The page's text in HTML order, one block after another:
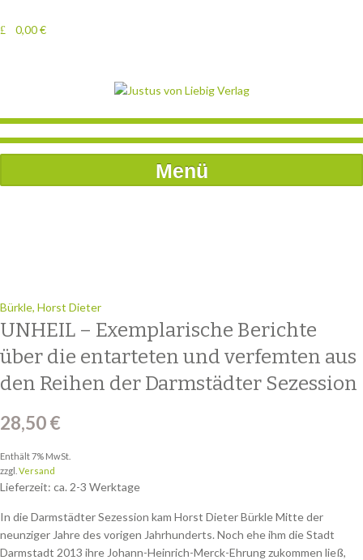
0,00€
Menü
Bürkle, Horst Dieter
UNHEIL – Exemplarische Berichte
über die entarteten und verfemten aus
den Reihen der Darmstädter Sezession
28,50€
Enthält 7% MwSt.
zzgl. Versand
Lieferzeit: ca. 2-3 Werktage
In die Darmstädter Sezession kam Horst Dieter Bürkle Mitte der
neunziger Jahre des vorigen Jahrhunderts. Noch ehe ihm die Stadt
Darmstadt 2013 ihre Johann-Heinrich-Merck-Ehrung zukommen ließ,